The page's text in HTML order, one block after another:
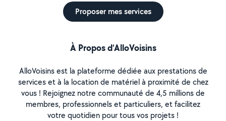
Proposer mes services
À Propos d’AlloVoisins
AlloVoisins est la plateforme dédiée aux prestations de
services et à la location de matériel à proximité de chez
vous ! Rejoignez notre communauté de 4,5 millions de
membres, professionnels et particuliers, et facilitez
votre quotidien pour tous vos projets !